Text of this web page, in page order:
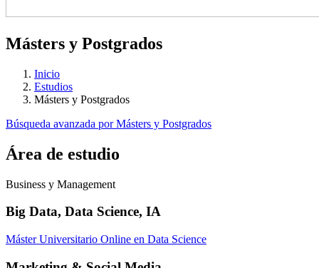
Másters y Postgrados
Inicio
Estudios
Másters y Postgrados
Búsqueda avanzada por Másters y Postgrados
Área de estudio
Business y Management
Big Data, Data Science, IA
Máster Universitario Online en Data Science